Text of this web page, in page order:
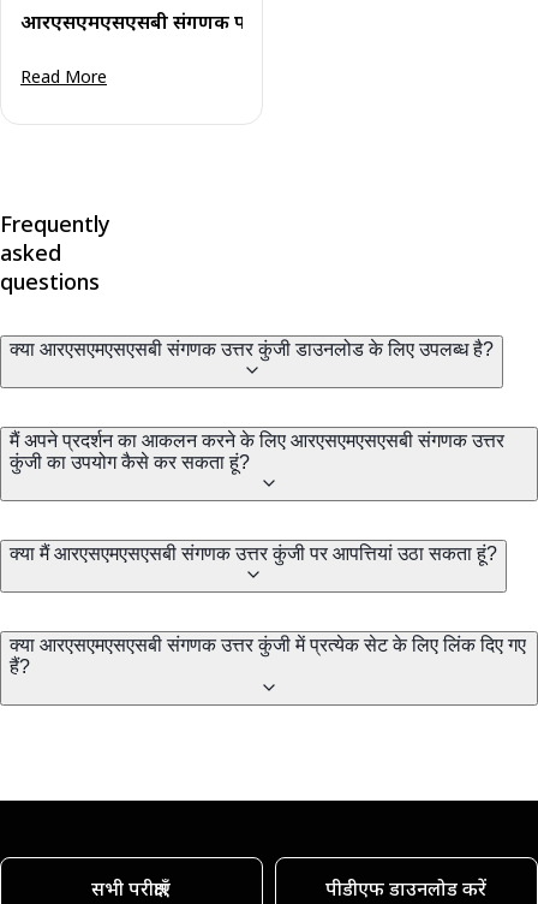
आरएसएमएसएसबी संगणक परिणाम 2023 घोषित: कट-ऑफ अंक
Read More
Frequently
asked
questions
क्या आरएसएमएसएसबी संगणक उत्तर कुंजी डाउनलोड के लिए उपलब्ध है?
मैं अपने प्रदर्शन का आकलन करने के लिए आरएसएमएसएसबी संगणक उत्तर
कुंजी का उपयोग कैसे कर सकता हूं?
क्या मैं आरएसएमएसएसबी संगणक उत्तर कुंजी पर आपत्तियां उठा सकता हूं?
क्या आरएसएमएसएसबी संगणक उत्तर कुंजी में प्रत्येक सेट के लिए लिंक दिए गए
हैं?
सभी परीक्षाएँ पीडीएफ डाउनलोड करें